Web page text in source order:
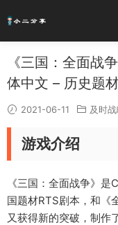
《三国：全面战
体中文 – 历史题
2021-06-11 及时
游戏介绍
《三国：全面战争》
国题材RTS剧本，和《
又获得新的突破，制作